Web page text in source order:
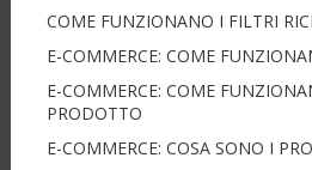
COME FUNZIONANO I FILTRI
E-COMMERCE: COME
E-COMMERCE: COME
PRODOTTO
E-COMMERCE: COSA SONO I